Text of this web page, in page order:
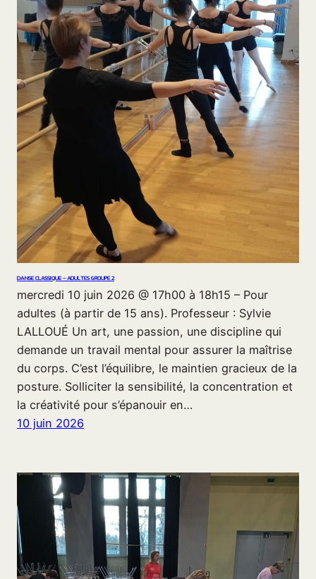
DANSE CLASSIQUE – ADULTES GROUPE 2
mercredi 10 juin 2026 @ 17h00 à 18h15 – Pour
adultes (à partir de 15 ans). Professeur : Sylvie
LALLOUÉ Un art, une passion, une discipline qui
demande un travail mental pour assurer la maîtrise
du corps. C’est l’équilibre, le maintien gracieux de la
posture. Solliciter la sensibilité, la concentration et
la créativité pour s’épanouir en…
10 juin 2026